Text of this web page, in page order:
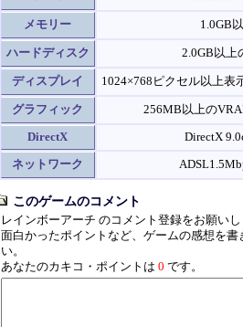
メモリー 1.0GB
ハードディスク 2.0GB以上
ディスプレイ 1024×768ピクセル以上表
グラフィック 256MB以上の
DirectX DirectX
ネットワーク
このゲームのコメント
レインボーアーチ のコメント登録をお願い
面白かったポイントなど、ゲームの感想を書
い。
あなたのカキコ・ポイントは 0 です。